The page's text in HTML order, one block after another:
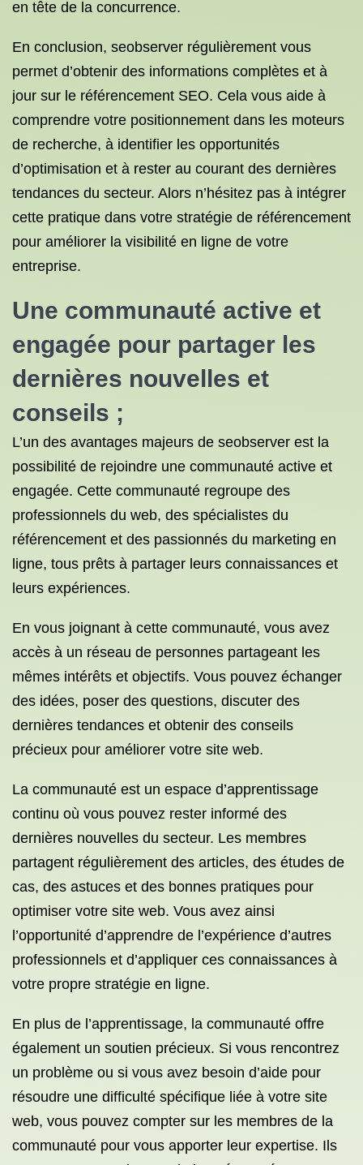
en tête de la concurrence.
En conclusion, seobserver régulièrement vous
permet d’obtenir des informations complètes et à
jour sur le référencement SEO. Cela vous aide à
comprendre votre positionnement dans les moteurs
de recherche, à identifier les opportunités
d’optimisation et à rester au courant des dernières
tendances du secteur. Alors n’hésitez pas à intégrer
cette pratique dans votre stratégie de référencement
pour améliorer la visibilité en ligne de votre
entreprise.
Une communauté active et
engagée pour partager les
dernières nouvelles et
conseils ;
L’un des avantages majeurs de seobserver est la
possibilité de rejoindre une communauté active et
engagée. Cette communauté regroupe des
professionnels du web, des spécialistes du
référencement et des passionnés du marketing en
ligne, tous prêts à partager leurs connaissances et
leurs expériences.
En vous joignant à cette communauté, vous avez
accès à un réseau de personnes partageant les
mêmes intérêts et objectifs. Vous pouvez échanger
des idées, poser des questions, discuter des
dernières tendances et obtenir des conseils
précieux pour améliorer votre site web.
La communauté est un espace d’apprentissage
continu où vous pouvez rester informé des
dernières nouvelles du secteur. Les membres
partagent régulièrement des articles, des études de
cas, des astuces et des bonnes pratiques pour
optimiser votre site web. Vous avez ainsi
l’opportunité d’apprendre de l’expérience d’autres
professionnels et d’appliquer ces connaissances à
votre propre stratégie en ligne.
En plus de l’apprentissage, la communauté offre
également un soutien précieux. Si vous rencontrez
un problème ou si vous avez besoin d’aide pour
résoudre une difficulté spécifique liée à votre site
web, vous pouvez compter sur les membres de la
communauté pour vous apporter leur expertise. Ils